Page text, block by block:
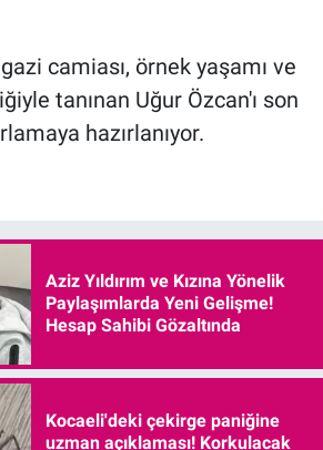
camiası, örnek yaşamı ve
tanınan Uğur Özcan'ı son
hazırlanıyor.
Aziz Yıldırım ve Kızına Yönelik
Paylaşımlarda Yeni Gelişme!
Hesap Sahibi Gözaltında
Kocaeli'deki çekirge paniğine
uzman açıklaması! Korkulacak